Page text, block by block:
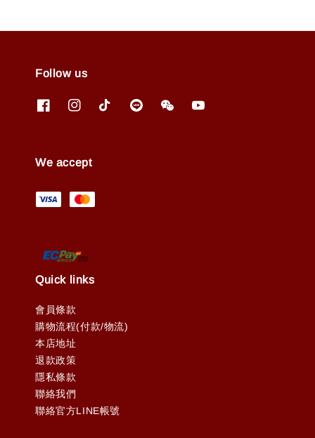
Follow us
We accept
Quick links
會員條款
購物流程(付款/物流)
本店地址
退款政策
隱私條款
聯絡我們
聯絡官方LINE帳號